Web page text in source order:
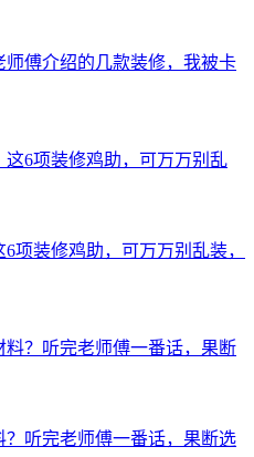
傅介绍的几款装修，我被卡
项装修鸡助，可万万别乱装，
听完老师傅一番话，果断选